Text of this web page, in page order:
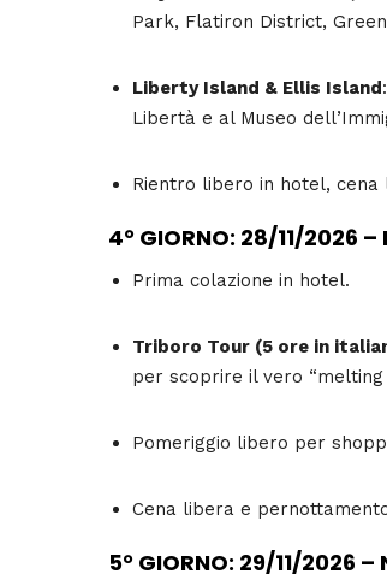
Park, Flatiron District,
Liberty Island & Ellis Island
Libertà e al Museo
Rientro libero in hotel,
4° GIORNO: 28/11/2026 –
Prima colazione in hotel.
Triboro Tour (5 ore in
per scoprire il vero
Pomeriggio libero per
Cena libera e
5° GIORNO: 29/11/2026 –